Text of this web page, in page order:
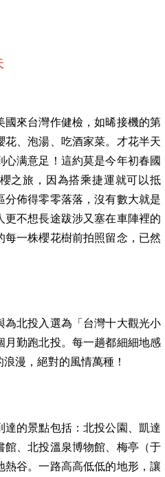
來台灣作健檢，如晞接機的第
、泡湯、吃酒家菜。才花半天
满意足！這約莫是今年初春國
之旅，因為搭乘捷運就可以抵
佈得零零落落，沒有數大就是
更不想長途跋涉又塞在車陣裡的
一株櫻花樹前拍照留念，已然
北投入選為「台灣十大觀光小
月勤跑北投。每一趟都細細地感
漫，絕對的風情萬種！
的景點包括：北投公園、凱達
館、北投溫泉博物館、梅亭（于
谷。一路高高低低的地形，讓